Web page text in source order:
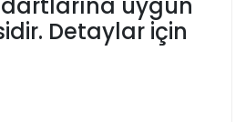
Detaylar için